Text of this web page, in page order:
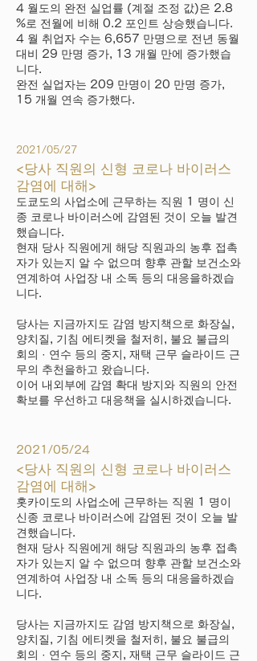
4 월도의 완전 실업률 (계절 조정 값)은 2.8
%로 전월에 비해 0.2 포인트 상승했습니다.
4 월 취업자 수는 6,657 만명으로 전년 동월
대비 29 만명 증가, 13 개월 만에 증가했습
니다.
완전 실업자는 209 만명이 20 만명 증가,
15 개월 연속 증가했다.
2021/05/27
<당사 직원의 신형 코로나 바이러스
감염에 대해>
도쿄도의 사업소에 근무하는 직원 1 명이 신
종 코로나 바이러스에 감염된 것이 오늘 발견
했습니다.
현재 당사 직원에게 해당 직원과의 농후 접촉
자가 있는지 알 수 없으며 향후 관할 보건소와
연계하여 사업장 내 소독 등의 대응을하겠습
니다.
당사는 지금까지도 감염 방지책으로 화장실,
양치질, 기침 에티켓을 철저히, 불요 불급의
회의 · 연수 등의 중지, 재택 근무 슬라이드 근
무의 추천을하고 왔습니다.
이어 내외부에 감염 확대 방지와 직원의 안전
확보를 우선하고 대응책을 실시하겠습니다.
2021/05/24
<당사 직원의 신형 코로나 바이러스
감염에 대해>
홋카이도의 사업소에 근무하는 직원 1 명이
신종 코로나 바이러스에 감염된 것이 오늘 발
견했습니다.
현재 당사 직원에게 해당 직원과의 농후 접촉
자가 있는지 알 수 없으며 향후 관할 보건소와
연계하여 사업장 내 소독 등의 대응을하겠습
니다.
당사는 지금까지도 감염 방지책으로 화장실,
양치질, 기침 에티켓을 철저히, 불요 불급의
회의 · 연수 등의 중지, 재택 근무 슬라이드 근